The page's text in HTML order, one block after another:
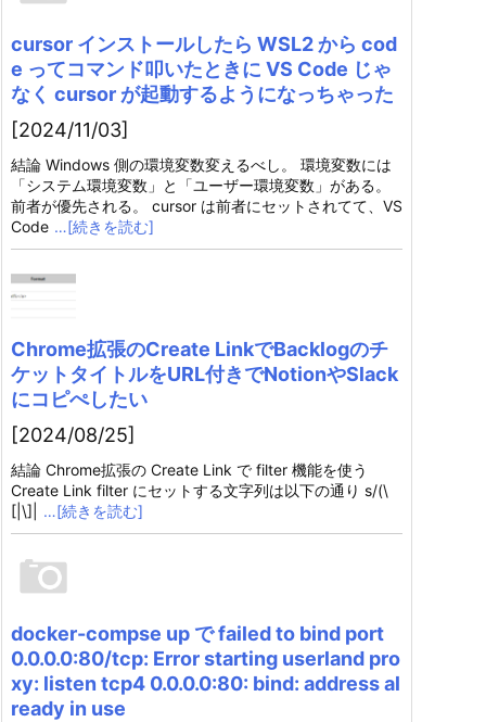
cursor インストールしたら WSL2 から cod
e ってコマンド叩いたときに VS Code じゃ
なく cursor が起動するようになっちゃった
[2024/11/03]
結論 Windows 側の環境変数変えるべし。 環境変数には
「システム環境変数」と「ユーザー環境変数」がある。
前者が優先される。 cursor は前者にセットされてて、VS
Code …[続きを読む]
Chrome拡張のCreate LinkでBacklogのチ
ケットタイトルをURL付きでNotionやSlack
にコピぺしたい
[2024/08/25]
結論 Chrome拡張の Create Link で filter 機能を使う
Create Link filter にセットする文字列は以下の通り s/(\
[|\]|
…[続きを読む]
docker-compse up で failed to bind port
0.0.0.0:80/tcp: Error starting userland pro
xy: listen tcp4 0.0.0.0:80: bind: address al
ready in use